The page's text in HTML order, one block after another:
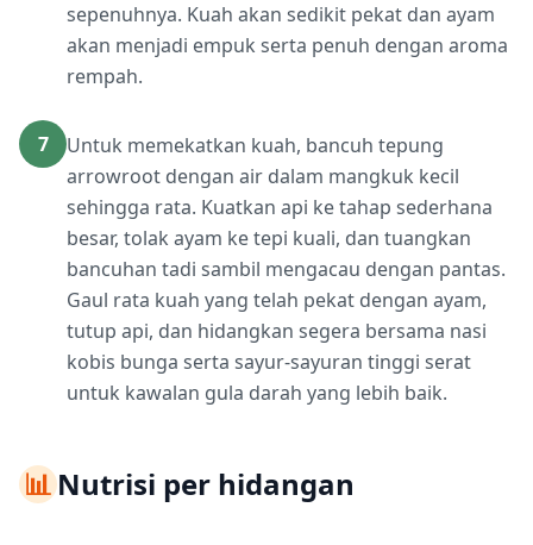
sepenuhnya. Kuah akan sedikit pekat dan ayam
akan menjadi empuk serta penuh dengan aroma
rempah.
7
Untuk memekatkan kuah, bancuh tepung
arrowroot dengan air dalam mangkuk kecil
sehingga rata. Kuatkan api ke tahap sederhana
besar, tolak ayam ke tepi kuali, dan tuangkan
bancuhan tadi sambil mengacau dengan pantas.
Gaul rata kuah yang telah pekat dengan ayam,
tutup api, dan hidangkan segera bersama nasi
kobis bunga serta sayur-sayuran tinggi serat
untuk kawalan gula darah yang lebih baik.
📊Nutrisi per hidangan